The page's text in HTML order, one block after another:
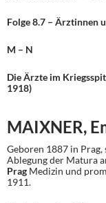
Folge 8.7 – Ärztinnen
M – N
Die Ärzte im
1918)
MAIXNER,
Geboren 1887 in
Ablegung der Matura
Prag Medizin und
1911.